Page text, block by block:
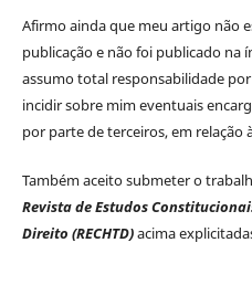
Afirmo ainda que meu artigo não
publicação e não foi publicado na
assumo total responsabilidade
incidir sobre mim eventuais
por parte de terceiros, em relação
Também aceito submeter o
Revista de Estudos
Direito (RECHTD)acima